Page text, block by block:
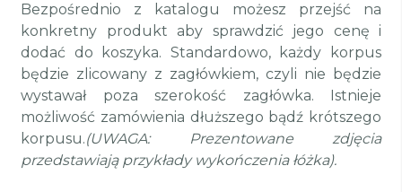
Bezpośrednio z katalogu możesz przejść na
konkretny produkt aby sprawdzić jego cenę i
dodać do koszyka. Standardowo, każdy korpus
będzie zlicowany z zagłówkiem, czyli nie będzie
wystawał poza szerokość zagłówka.
Istnieje
możliwość zamówienia dłuższego bądź krótszego
korpusu.(UWAGA: Prezentowane zdjęcia
przedstawiają przykłady wykończenia łóżka).